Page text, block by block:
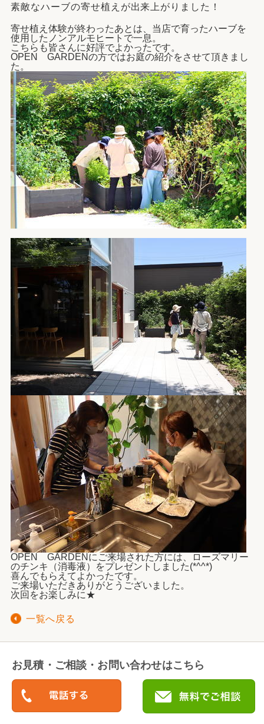
素敵なハーブの寄せ植えが出来上がりました！
寄せ植え体験が終わったあとは、当店で育ったハーブを
使用したノンアルモヒートで一息。
こちらも皆さんに好評でよかったです。
OPEN GARDENの方ではお庭の紹介をさせて頂きまし
た。
OPEN GARDENにご来場された方には、ローズマリー
のチンキ（消毒液）をプレゼントしました(*^^*)
喜んでもらえてよかったです。
ご来場いただきありがとうございました。
次回をお楽しみに★
一覧へ戻る
お見積・ご相談・お問い合わせはこちら